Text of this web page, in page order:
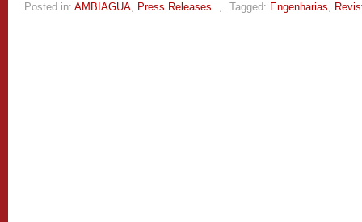
Posted in: AMBIAGUA, Press Releases , Tagged: Engenharias,